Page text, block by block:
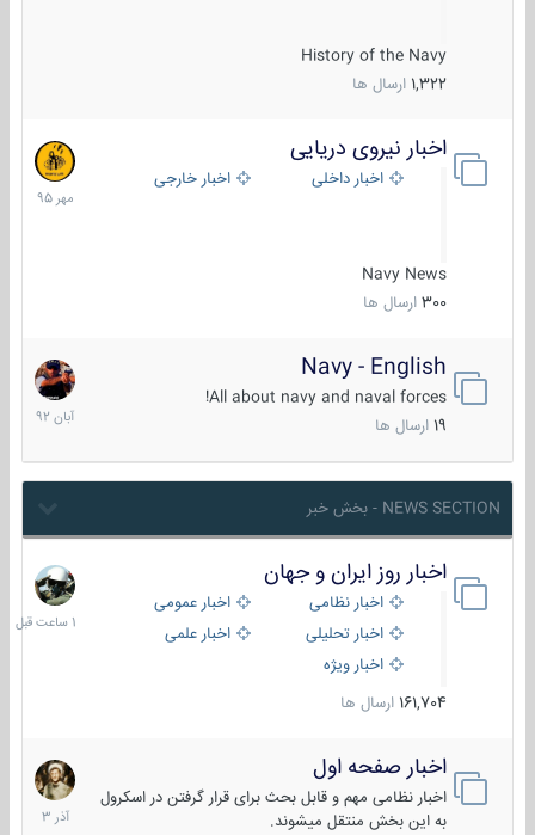
History of the Navy
1,322 ارسال ها
اخبار نیروی دریایی
اخبار داخلی اخبار خارجی
Navy News
300 ارسال ها
27
مهر
1395
Navy - English
All about navy and naval forces!
ارسال ها
22
آبان
1392
NEWS SECTION - بخش خبر
اخبار روز ایران و جهان
اخبار نظامی
اخبار عمومی
اخبار تحلیلی
اخبار علمی
اخبار ویژه
161,704 ارسال ها
1
ساعت
قبل
اخبار صفحه اول
اخبار نظامی مهم و قابل بحث برای قرار گرفتن در اسکرول
به این بخش منتقل میشوند.
7
آذر
1403